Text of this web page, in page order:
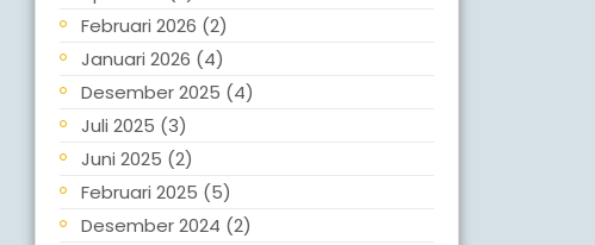
Februari 2026 (2)
Januari 2026 (4)
Desember 2025 (4)
Juli 2025 (3)
Juni 2025 (2)
Februari 2025 (5)
Desember 2024 (2)